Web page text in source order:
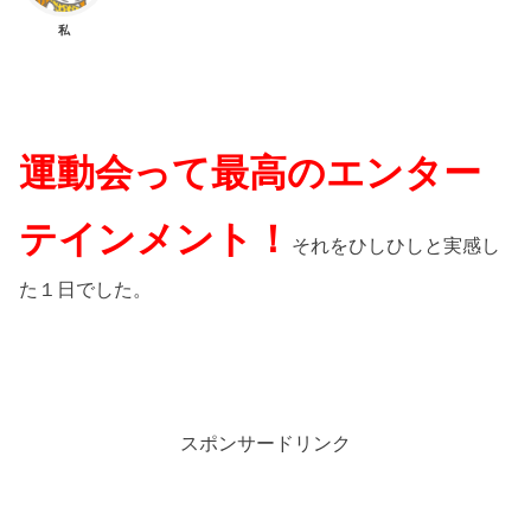
私
運動会って最高のエンター
テインメント！
それをひしひしと実感し
た１日でした。
スポンサードリンク